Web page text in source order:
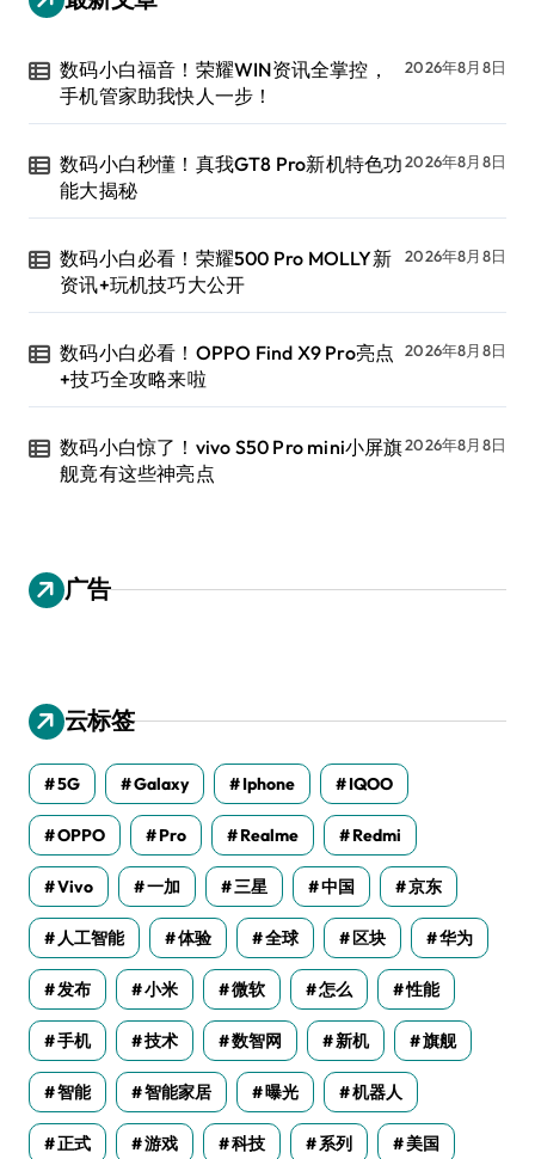
数码小白福音！荣耀WIN资讯全掌控，
手机管家助我快人一步！
2026年8月8日
数码小白秒懂！真我GT8 Pro新机特色功
能大揭秘
2026年8月8日
数码小白必看！荣耀500 Pro MOLLY新
资讯+玩机技巧大公开
2026年8月8日
数码小白必看！OPPO Find X9 Pro亮点
+技巧全攻略来啦
2026年8月8日
数码小白惊了！vivo S50 Pro mini小屏旗
舰竟有这些神亮点
2026年8月8日
广告
云标签
5G Galaxy Iphone IQOO
OPPO Pro Realme Redmi
Vivo 一加 三星 中国 京东
人工智能 体验 全球 区块 华为
发布 小米 微软 怎么 性能
手机 技术 数智网 新机 旗舰
智能 智能家居 曝光 机器人
正式 游戏 科技 系列 美国